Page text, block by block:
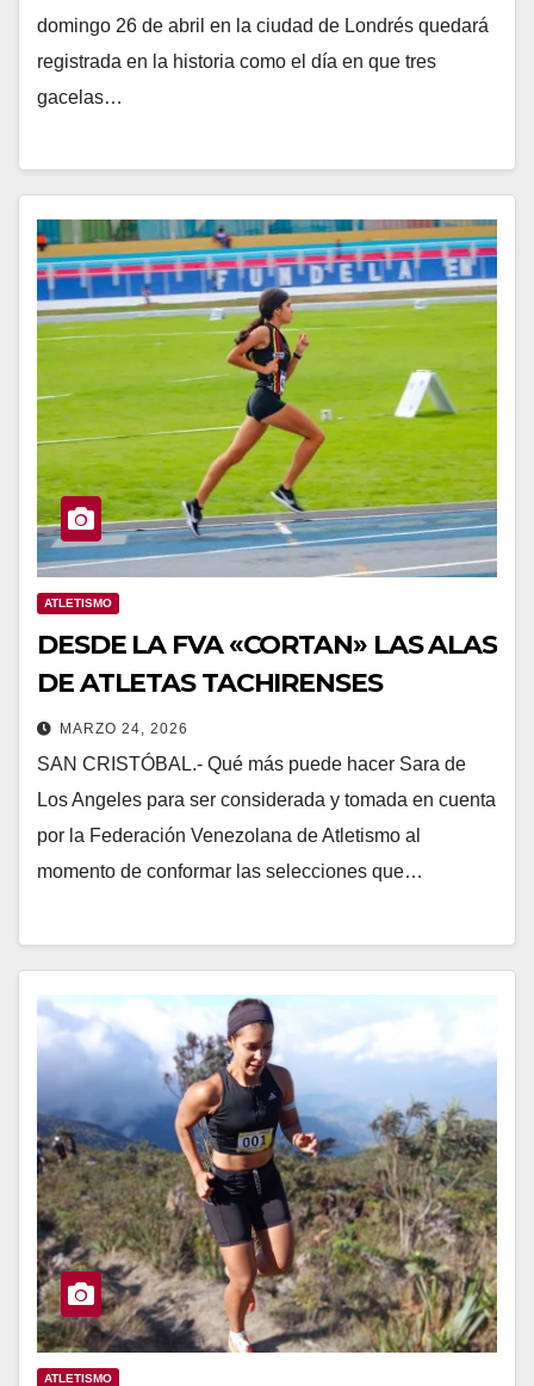
domingo 26 de abril en la ciudad de Londrés quedará
registrada en la historia como el día en que tres
gacelas…
ATLETISMO
DESDE LA FVA «CORTAN» LAS ALAS
DE ATLETAS TACHIRENSES
MARZO 24, 2026
SAN CRISTÓBAL.- Qué más puede hacer Sara de
Los Angeles para ser considerada y tomada en cuenta
por la Federación Venezolana de Atletismo al
momento de conformar las selecciones que…
ATLETISMO